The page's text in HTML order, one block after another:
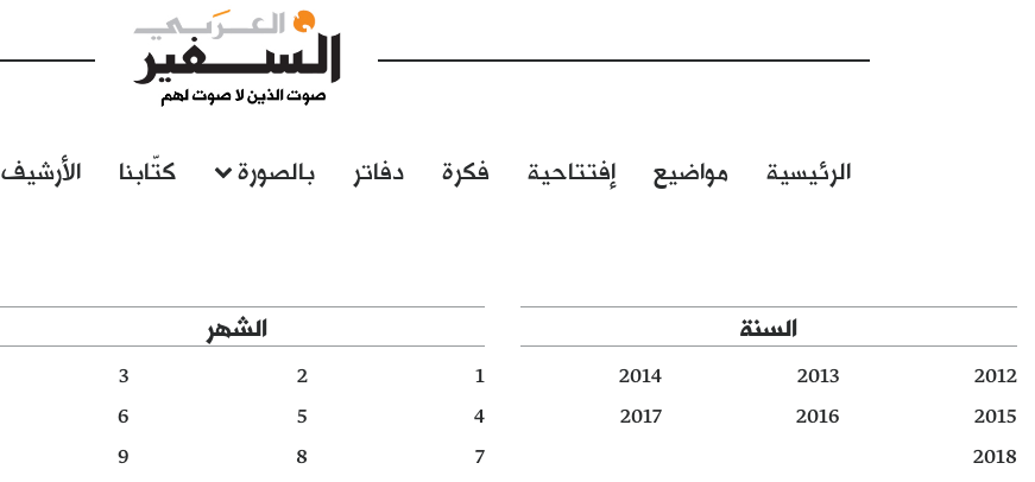
الرئيسية مواضيع إفتتاحية فكرة دفاتر بالصورة كتّابنا الأرشيف
السنة
2012
2013
2014
2015
2016
2017
2018
الشهر
1
2
3
4
5
6
7
8
9